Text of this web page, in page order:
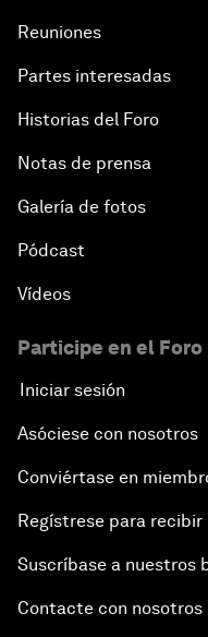
Reuniones
Partes interesadas
Historias del Foro
Notas de prensa
Galería de fotos
Pódcast
Vídeos
Participe en el Foro
Iniciar sesión
Asóciese con nosotros
Conviértase en
Regístrese para
Suscríbase a nuestros
Contacte con nosotros